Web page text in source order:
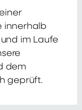
innerhalb
im Laufe
dem
geprüft.